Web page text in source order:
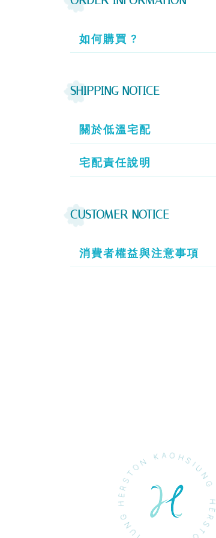
如何購買 ?
SHIPPING NOTICE
關於低溫宅配
宅配責任說明
CUSTOMER NOTICE
消費者權益與注意事項
HERSTON KAOHSIUNG HERSTON KAOHSIUNG